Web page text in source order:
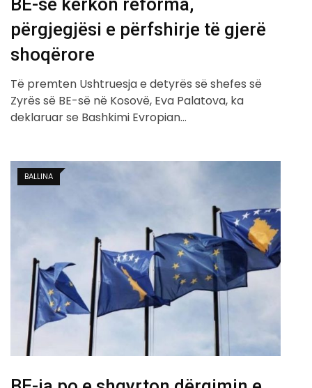
BE-së kërkon reforma,
përgjegjësi e përfshirje të gjerë
shoqërore
Të premten Ushtruesja e detyrës së shefes së
Zyrës së BE-së në Kosovë, Eva Palatova, ka
deklaruar se Bashkimi Evropian…
BALLINA